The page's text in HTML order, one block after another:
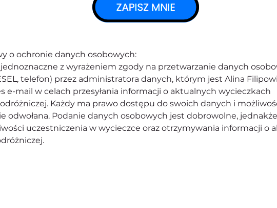
o ochronie danych osobowych:
jednoznaczne z wyrażeniem zgody na przetwarzanie danych
telefon) przez administratora danych, którym jest Alina
e-mail w celach przesyłania informacji o aktualnych wycieczkach
Każdy ma prawo dostępu do swoich danych i
odwołana. Podanie danych osobowych jest dobrowolne,
uczestniczenia w wycieczce oraz otrzymywania informacji o